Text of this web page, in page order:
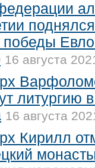
победы
16 августа
литургию
16 августа
Кирилл